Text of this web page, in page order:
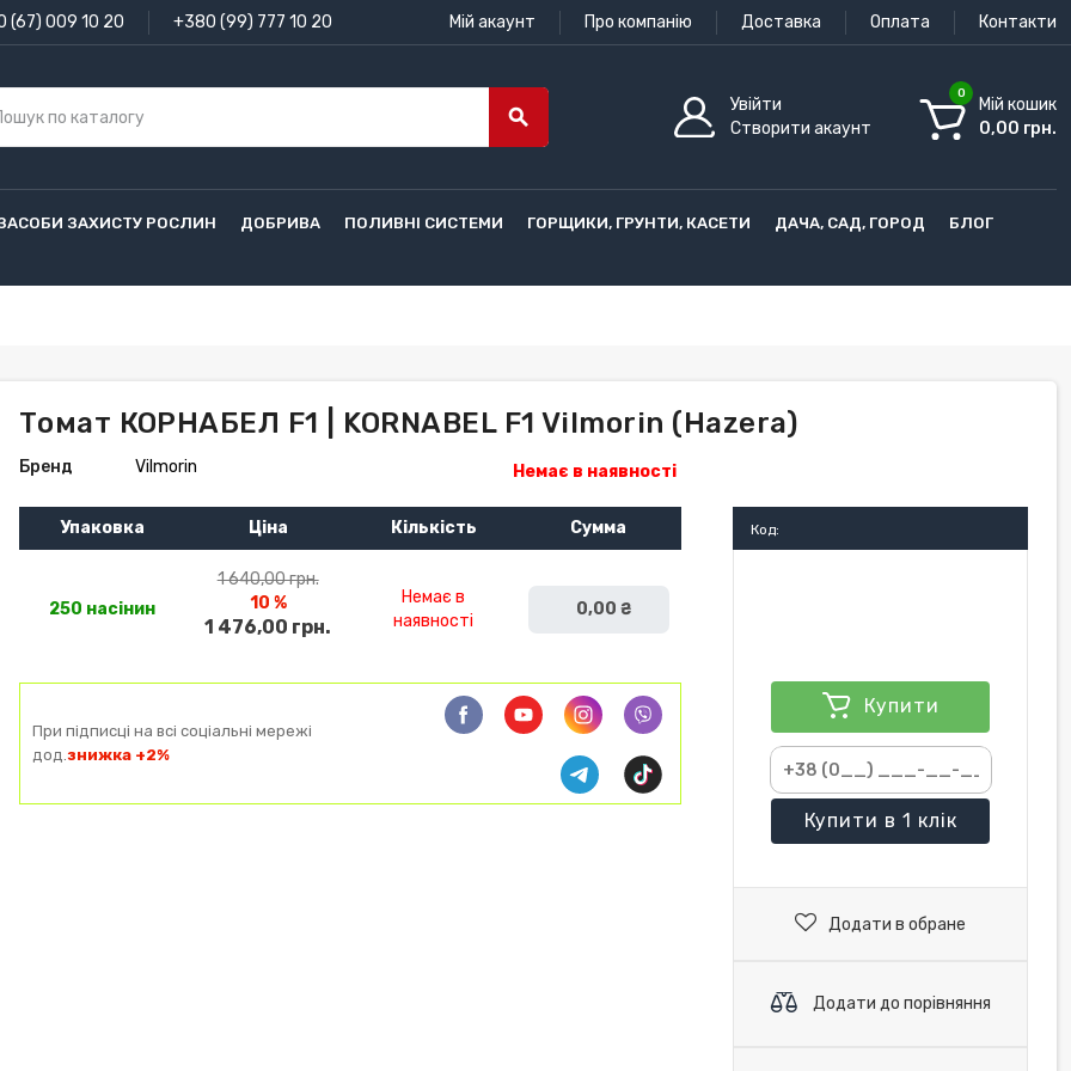
(67) 009 10 20 +380 (99) 777 10 20 Мій акаунт Про компанію Доставка Оплата Контакти
search
Увійти
Створити акаунт
0
Мій кошик
0,00 грн.
ЗАХИСТУ РОСЛИН ДОБРИВА ПОЛИВНІ СИСТЕМИ ГОРЩИКИ, ГРУНТИ, КАСЕТИ ДАЧА, САД, ГОРОД БЛОГ
Томат КОРНАБЕЛ F1 | KORNABEL F1 Vilmorin (Hazera)
Бренд Vilmorin Немає в наявності
Упаковка Ціна Кількість Сумма
250 насінин
1 640,00 грн.
10 %
1 476,00 грн.
Немає в
наявності
0,00 ₴
При підписці на всі соціальні мережі
дод.знижка +2%
Код:
Купити
Купити в 1 клік
Додати в обране
Додати до порівняння